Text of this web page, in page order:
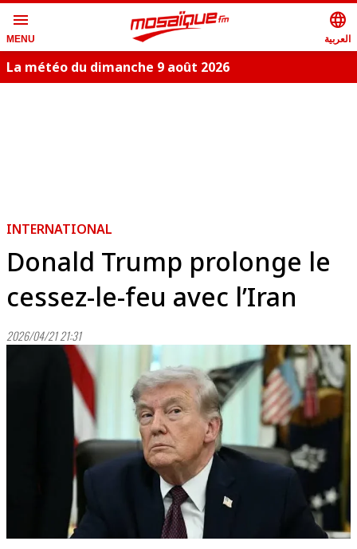
menu
MENU
language
العربية
La météo du dimanche 9 août 2026
INTERNATIONAL
Donald Trump prolonge le
cessez-le-feu avec l’Iran
2026/04/21 21:31